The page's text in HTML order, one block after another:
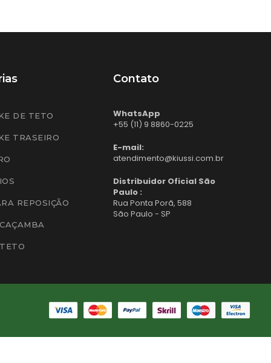
DE TETO
TRASEIRO
REPOSIÇÃO
Contato
WhatsApp
+55 (11) 9 8860-0225
E-mail:
atendimento@kiussi.com.br
Distribuidor Oficial São
Paulo :
Rua Ponta Porã, 588
São Paulo - SP